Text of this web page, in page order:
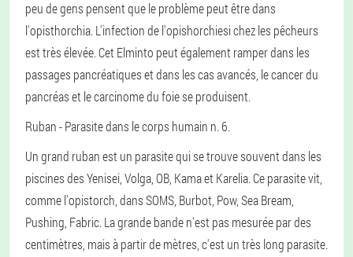
peu de gens pensent que le problème peut être dans
l'opisthorchia. L'infection de l'opishorchiesi chez les pêcheurs
est très élevée. Cet Elminto peut également ramper dans les
passages pancréatiques et dans les cas avancés, le cancer du
pancréas et le carcinome du foie se produisent.
Ruban- Parasite dans le corps humain n. 6.
Un grand ruban est un parasite qui se trouve souvent dans les
piscines des Yenisei, Volga, OB, Kama et Karelia. Ce parasite vit,
comme l'opistorch, dans SOMS, Burbot, Pow, Sea Bream,
Pushing, Fabric. La grande bande n'est pas mesurée par des
centimètres, mais à partir de mètres, c'est un très long parasite.